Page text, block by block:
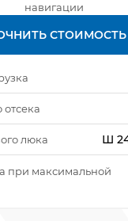
навигации
СТОИМОСТЬ
отсека
люка Ш
при максимальной